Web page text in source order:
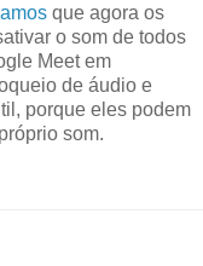
que agora os
o som de todos
Meet em
de áudio e
porque eles podem
som.